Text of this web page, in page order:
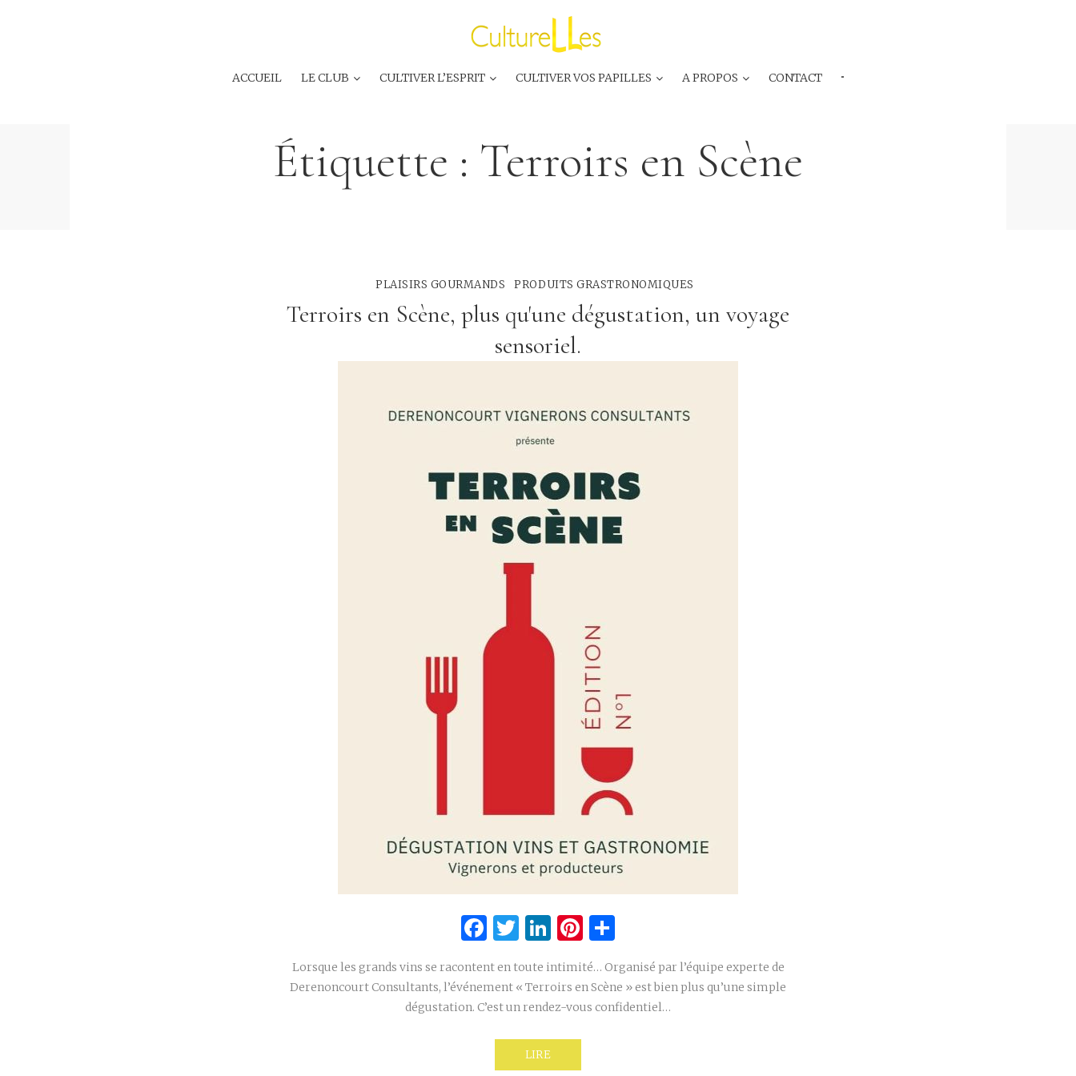
ACCUEIL LE CLUB CULTIVER L’ESPRIT CULTIVER VOS PAPILLES A PROPOS CONTACT ···
Étiquette : Terroirs en Scène
PLAISIRS GOURMANDS PRODUITS GRASTRONOMIQUES
Terroirs en Scène, plus qu'une dégustation, un voyage
sensoriel.
Facebook
Twitter
LinkedIn
Pinterest
Lorsque les grands vins se racontent en toute intimité… Organisé par l’équipe experte de
Derenoncourt Consultants, l’événement « Terroirs en Scène » est bien plus qu’une simple
dégustation. C’est un rendez-vous confidentiel…
LIRE